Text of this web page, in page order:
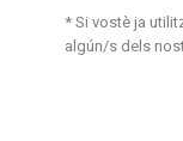
* Si vostè ja
algún/s dels